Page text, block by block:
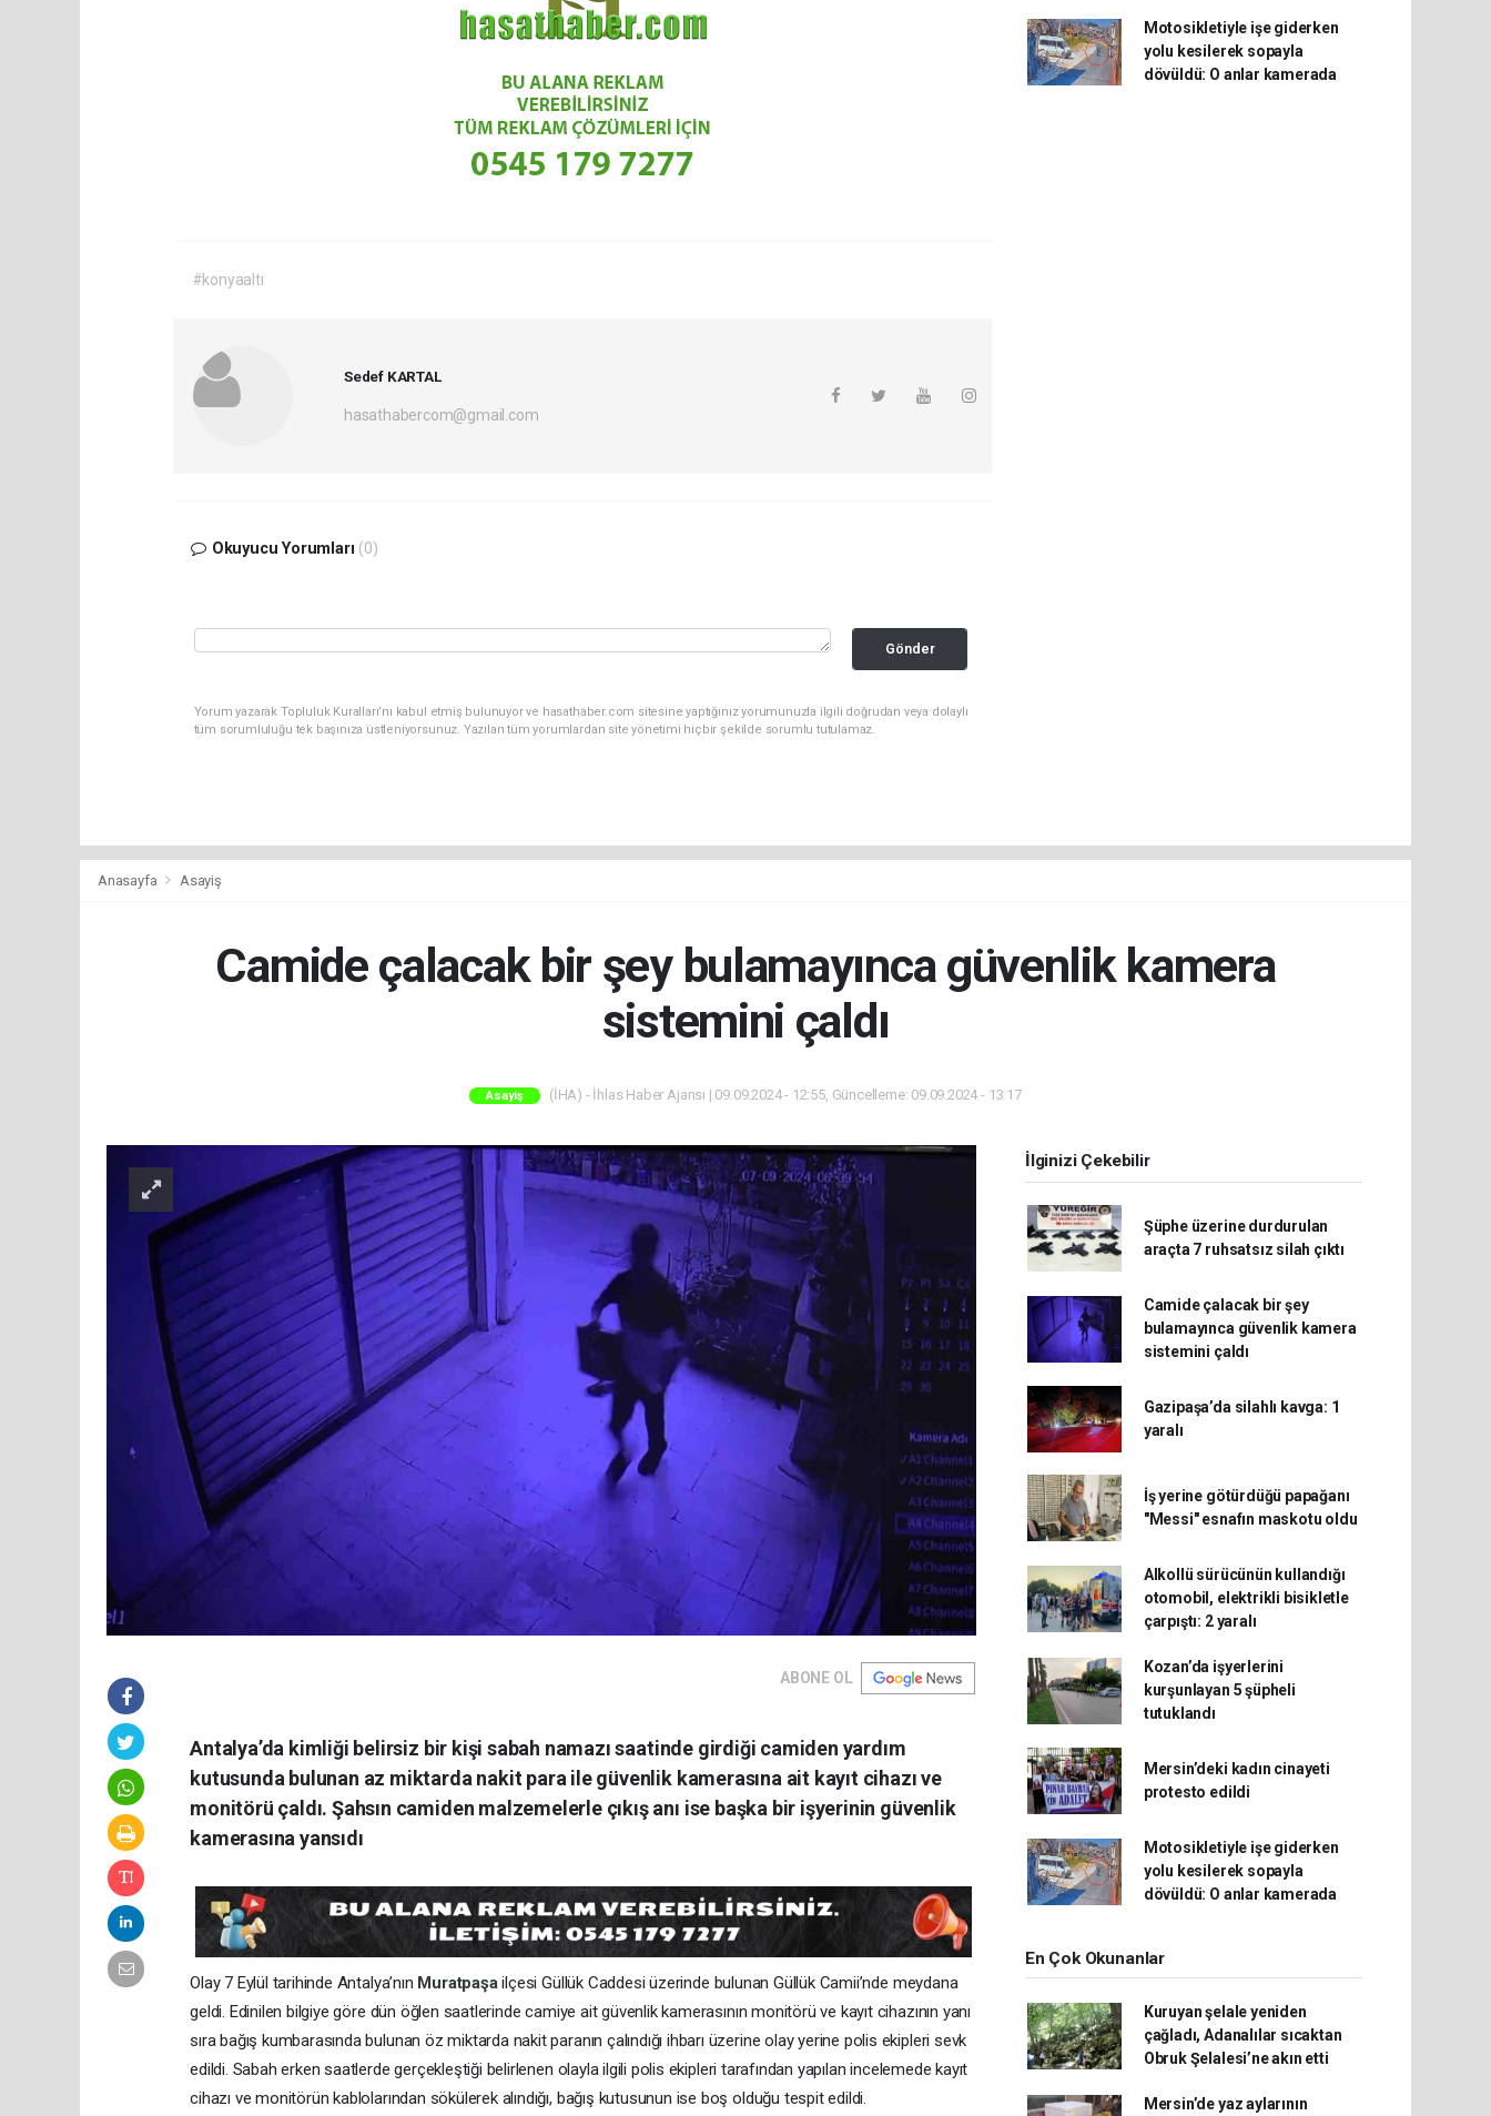
#konyaaltı
Sedef KARTAL
hasathabercom@gmail.com
Okuyucu Yorumları (0)
Gönder
Yorum yazarak Topluluk Kuralları’nı kabul etmiş bulunuyor ve hasathaber.com sitesine yaptığınız yorumunuzla ilgili doğrudan veya dolaylı
tüm sorumluluğu tek başınıza üstleniyorsunuz. Yazılan tüm yorumlardan site yönetimi hiçbir şekilde sorumlu tutulamaz.
Motosikletiyle işe giderken
yolu kesilerek sopayla
dövüldü: O anlar kamerada
Anasayfa Asayiş
Camide çalacak bir şey bulamayınca güvenlik kamera
sistemini çaldı
Asayiş (İHA) - İhlas Haber Ajansı | 09.09.2024 - 12:55, Güncelleme: 09.09.2024 - 13:17
ABONE OL
Antalya’da kimliği belirsiz bir kişi sabah namazı saatinde girdiği camiden yardım
kutusunda bulunan az miktarda nakit para ile güvenlik kamerasına ait kayıt cihazı ve
monitörü çaldı. Şahsın camiden malzemelerle çıkış anı ise başka bir işyerinin güvenlik
kamerasına yansıdı
Olay 7 Eylül tarihinde Antalya’nın Muratpaşailçesi Güllük Caddesi üzerinde bulunan Güllük Camii’nde meydana
geldi. Edinilen bilgiye göre dün öğlen saatlerinde camiye ait güvenlik kamerasının monitörü ve kayıt cihazının yanı
sıra bağış kumbarasında bulunan öz miktarda nakit paranın çalındığı ihbarı üzerine olay yerine polis ekipleri sevk
edildi. Sabah erken saatlerde gerçekleştiği belirlenen olayla ilgili polis ekipleri tarafından yapılan incelemede kayıt
cihazı ve monitörün kablolarından sökülerek alındığı, bağış kutusunun ise boş olduğu tespit edildi.
İlginizi Çekebilir
Şüphe üzerine durdurulan
araçta 7 ruhsatsız silah çıktı
Camide çalacak bir şey
bulamayınca güvenlik kamera
sistemini çaldı
Gazipaşa’da silahlı kavga: 1
yaralı
İş yerine götürdüğü papağanı
"Messi" esnafın maskotu oldu
Alkollü sürücünün kullandığı
otomobil, elektrikli bisikletle
çarpıştı: 2 yaralı
Kozan’da işyerlerini
kurşunlayan 5 şüpheli
tutuklandı
Mersin’deki kadın cinayeti
protesto edildi
Motosikletiyle işe giderken
yolu kesilerek sopayla
dövüldü: O anlar kamerada
En Çok Okunanlar
Kuruyan şelale yeniden
çağladı, Adanalılar sıcaktan
Obruk Şelalesi’ne akın etti
Mersin’de yaz aylarının